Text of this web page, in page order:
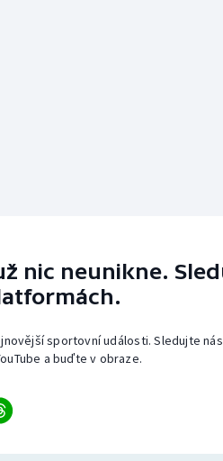
nic neunikne.
sportovní události. Sledujte nás
a buďte v obraze.